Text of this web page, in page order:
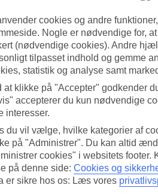
cookies og andre
Nogle er nødvendige for,
(nødvendige cookies). Andre
tilpasset indhold og gemme
statistik og analyse samt
at klikke på "Accepter" godkender
accepterer du kun nødvendige
interesser.
du vil vælge, hvilke kategorier af
på "Administrer". Du kan altid
cookies" i websitets footer.
på denne side: Cookies og
er sikre hos os: Læs vores